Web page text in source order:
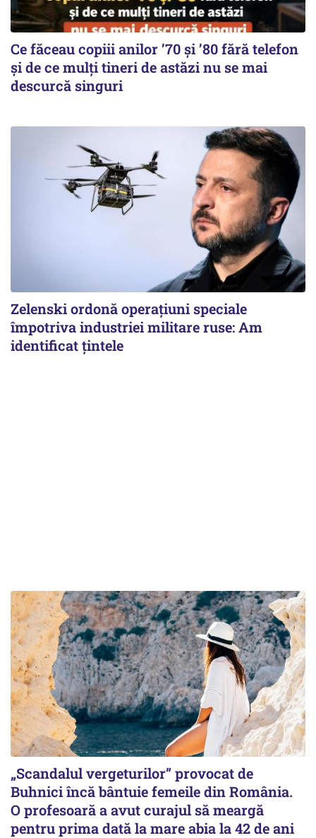
Ce făceau copiii anilor ’70 și ’80 fără telefon
și de ce mulți tineri de astăzi nu se mai
descurcă singuri
Zelenski ordonă operațiuni speciale
împotriva industriei militare ruse: Am
identificat țintele
„Scandalul vergeturilor” provocat de
Buhnici încă bântuie femeile din România.
O profesoară a avut curajul să meargă
pentru prima dată la mare abia la 42 de ani